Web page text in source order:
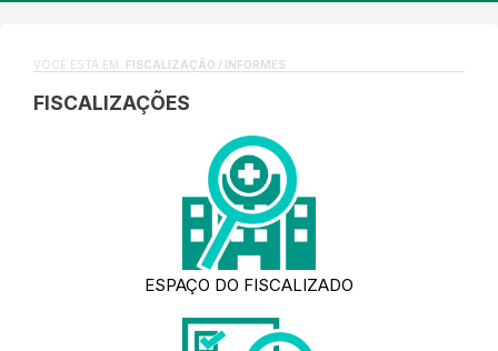
VOCÊ ESTÁ EM: FISCALIZAÇÃO / INFORMES
FISCALIZAÇÕES
ESPAÇO DO FISCALIZADO